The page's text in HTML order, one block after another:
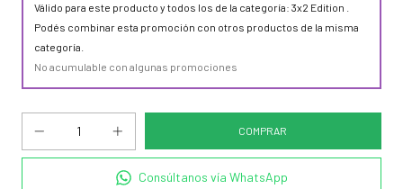
Válido para este producto y todos los de la categoría: 3x2 Edition .
Podés combinar esta promoción con otros productos de la misma
categoría.
No acumulable con algunas promociones
Consúltanos vía WhatsApp